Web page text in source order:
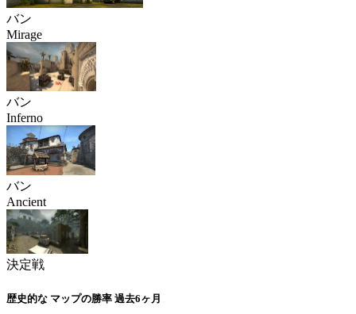
バン
Mirage
バン
Inferno
バン
Ancient
決定戦
歴史的な マップの勝率 過去6ヶ月